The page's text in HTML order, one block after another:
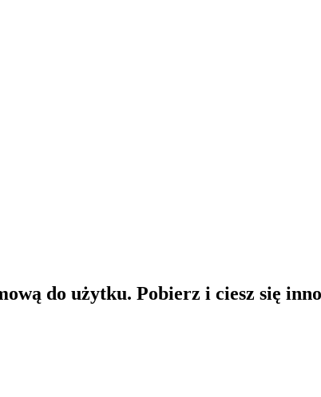
do użytku. Pobierz i ciesz się